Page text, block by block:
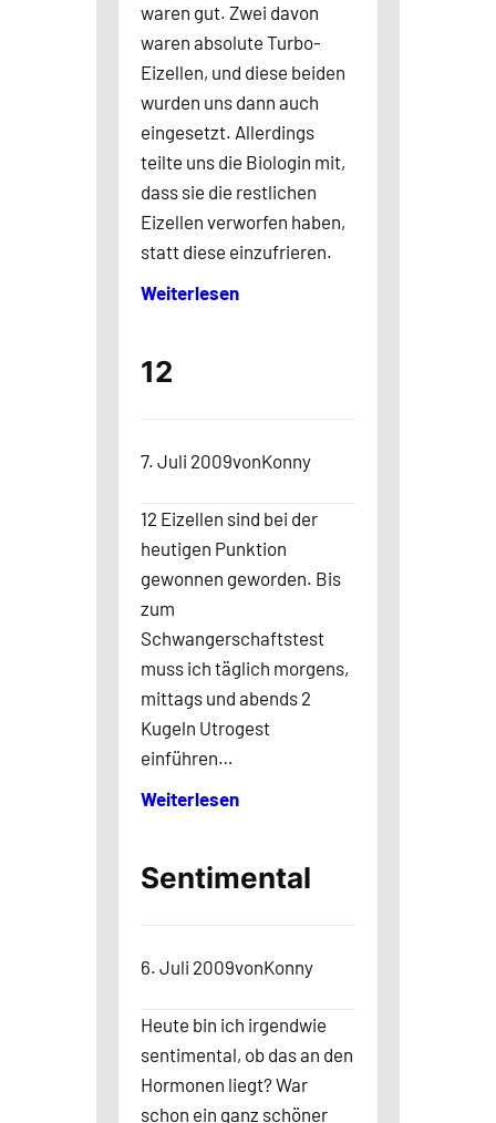
waren gut. Zwei davon
waren absolute Turbo-
Eizellen, und diese beiden
wurden uns dann auch
eingesetzt. Allerdings
teilte uns die Biologin mit,
dass sie die restlichen
Eizellen verworfen haben,
statt diese einzufrieren.
Weiterlesen
12
7. Juli 2009vonKonny
12 Eizellen sind bei der
heutigen Punktion
gewonnen geworden. Bis
zum
Schwangerschaftstest
muss ich täglich morgens,
mittags und abends 2
Kugeln Utrogest
einführen…
Weiterlesen
Sentimental
6. Juli 2009vonKonny
Heute bin ich irgendwie
sentimental, ob das an den
Hormonen liegt? War
schon ein ganz schöner